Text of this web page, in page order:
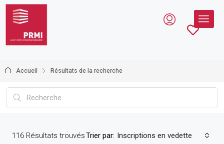
Accueil Résultats de la recherche
116 Résultats trouvésTrier par: Inscriptions en vedette